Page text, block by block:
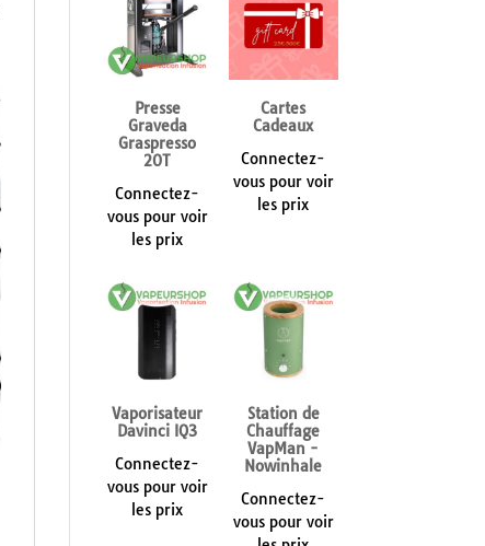
Presse
Graveda
Graspresso
20T
Connectez-
vous pour voir
les prix
Cartes
Cadeaux
Connectez-
vous pour voir
les prix
Vaporisateur
Davinci IQ3
Connectez-
vous pour voir
les prix
Station de
Chauffage
VapMan -
Nowinhale
Connectez-
vous pour voir